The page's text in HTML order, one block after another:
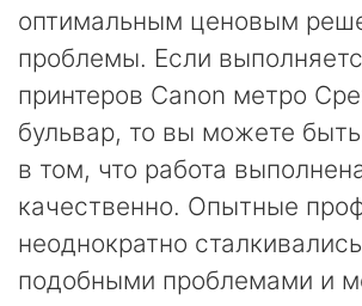
оптимальным ценовым
проблемы. Если
принтеров Canon метро
бульвар, то вы можете
в том, что работа
качественно. Опытные
неоднократно
подобными проблемами и